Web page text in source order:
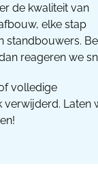
de kwaliteit van
elke stap
standbouwers.
reageren we
volledige
verwijderd. Laten